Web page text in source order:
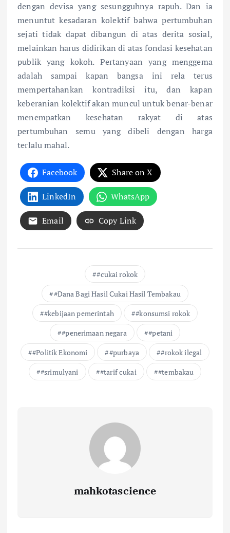
dengan devisa yang sesungguhnya rapuh. Dan ia
menuntut kesadaran kolektif bahwa pertumbuhan
sejati tidak dapat dibangun di atas derita sosial,
melainkan harus didirikan di atas fondasi kesehatan
publik yang kokoh. Pertanyaan yang menggema
adalah sampai kapan bangsa ini rela terus
mempertahankan kontradiksi itu, dan kapan
keberanian kolektif akan muncul untuk benar-benar
menempatkan kesehatan rakyat di atas
pertumbuhan semu yang dibeli dengan harga
terlalu mahal.
Facebook Share on X
LinkedIn WhatsApp
Email Copy Link
#cukai rokok
#Dana Bagi Hasil Cukai Hasil Tembakau
#kebijaan pemerintah
#konsumsi rokok
#penerimaan negara
#petani
#Politik Ekonomi
#purbaya
#rokok ilegal
#srimulyani
#tarif cukai #tembakau
mahkotascience